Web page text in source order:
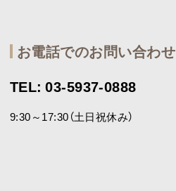
お電話でのお問い合わせ
TEL: 03-5937-0888
9:30～17:30（土日祝休み）